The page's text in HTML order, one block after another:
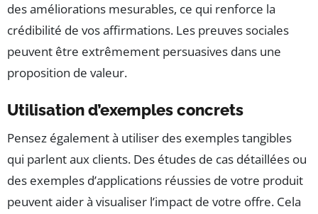
des améliorations mesurables, ce qui renforce la
crédibilité de vos affirmations. Les preuves sociales
peuvent être extrêmement persuasives dans une
proposition de valeur.
Utilisation d’exemples concrets
Pensez également à utiliser des exemples tangibles
qui parlent aux clients. Des études de cas détaillées ou
des exemples d’applications réussies de votre produit
peuvent aider à visualiser l’impact de votre offre. Cela